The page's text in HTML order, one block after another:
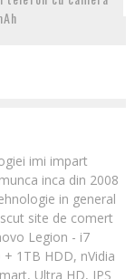
imi impart
inca din 2008
in general
site de comert
Legion - i7
+ 1TB HDD, nVidia
Ultra HD, IPS